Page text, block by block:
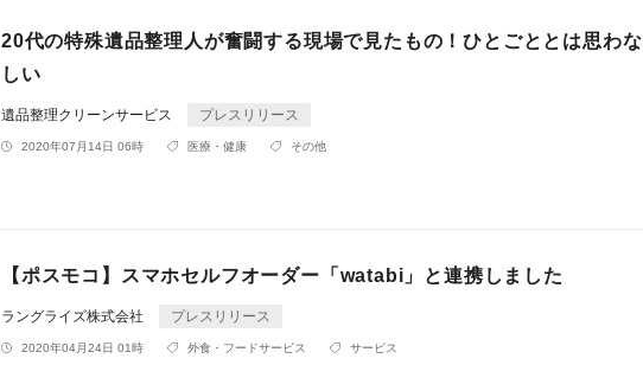
20代の特殊遺品整理人が奮闘する現場で見たもの！ひとごととは思わ
しい
遺品整理クリーンサービス プレスリリース
2020年07月14日 06時 医療・健康 その他
【ポスモコ】スマホセルフオーダー「watabi」と連携しました
ラングライズ株式会社 プレスリリース
2020年04月24日 01時 外食・フードサービス サービス